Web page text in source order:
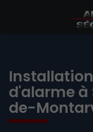
d'alarme
de-